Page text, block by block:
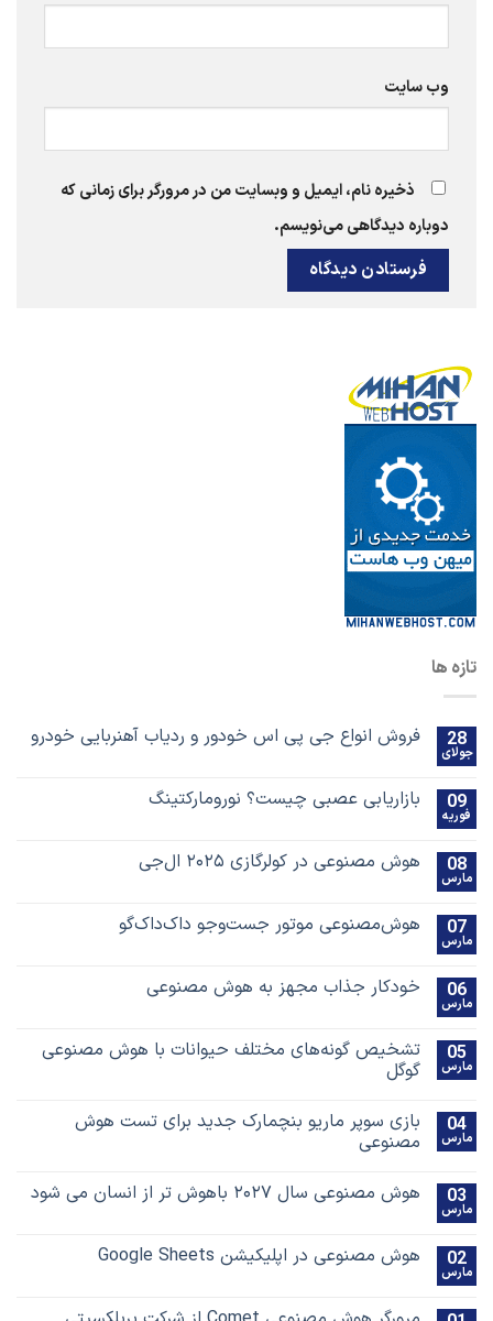
وب‌ سایت
ذخیره نام، ایمیل و وبسایت من در مرورگر برای زمانی که
دوباره دیدگاهی می‌نویسم.
تازه ها
28
جولای
فروش انواع جی پی اس خودور و ردیاب آهنربایی خودرو
09
فوریه
بازاریابی عصبی چیست؟ نورومارکتینگ
08
مارس
هوش مصنوعی در کولرگازی ۲۰۲۵ ال‌جی
07
مارس
هوش‌مصنوعی موتور جست‌و‌جو داک‌داک‌گو
06
مارس
خودکار جذاب مجهز به هوش مصنوعی
05
مارس
تشخیص گونه‌های مختلف حیوانات با هوش مصنوعی
گوگل
04
مارس
بازی سوپر ماریو بنچمارک جدید برای تست هوش
مصنوعی
03
مارس
هوش مصنوعی سال ۲۰۲۷ باهوش تر از انسان می شود
02
مارس
هوش مصنوعی در اپلیکیشن Google Sheets